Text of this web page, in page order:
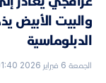
والبيت الأبيض
الدبلوماسية
الجمعة 6 فبراير 2026 01:40 ص